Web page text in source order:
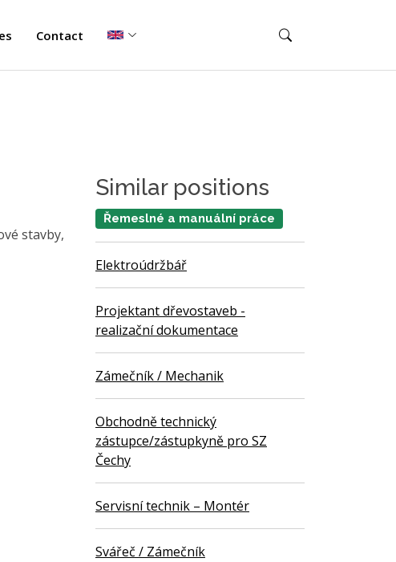
Contact
stavby,
Similar positions
Řemeslné a manuální práce
Elektroúdržbář
Projektant dřevostaveb -
realizační dokumentace
Zámečník / Mechanik
Obchodně technický
zástupce/zástupkyně pro SZ
Čechy
Servisní technik – Montér
Svářeč / Zámečník